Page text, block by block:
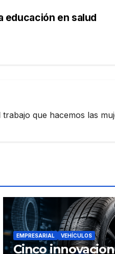
educación en salud
que hacemos las
EMPRESARIAL VEHÍCULOS
Cinco